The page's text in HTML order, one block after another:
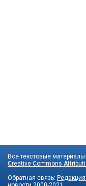
Все текстовые
Creative Commons
Обратная связь: Редакция